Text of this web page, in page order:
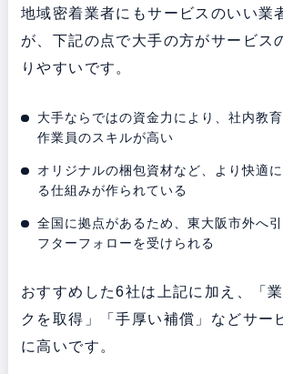
地域密着業者にもサービスのいい業
が、下記の点で大手の方がサービス
りやすいです。
大手ならではの資金力により、社内教
作業員のスキルが高い
オリジナルの梱包資材など、より快適
る仕組みが作られている
全国に拠点があるため、東大阪市外へ
フターフォローを受けられる
おすすめした6社は上記に加え、「
クを取得」「手厚い補償」などサー
に高いです。